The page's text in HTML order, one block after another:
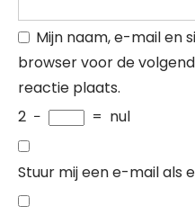
Mijn naam, e-mail en
browser voor de
reactie plaats.
2 − = nul
Stuur mij een e-mail als